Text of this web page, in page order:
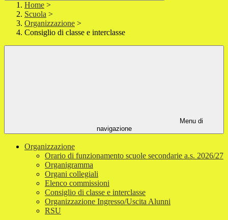
Home >
Scuola >
Organizzazione >
Consiglio di classe e interclasse
Menu di
navigazione
Organizzazione
Orario di funzionamento scuole secondarie a.s. 2026/27
Organigramma
Organi collegiali
Elenco commissioni
Consiglio di classe e interclasse
Organizzazione Ingresso/Uscita Alunni
RSU